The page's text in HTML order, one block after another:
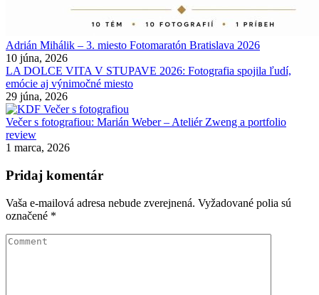
Adrián Mihálik – 3. miesto Fotomaratón Bratislava 2026
10 júna, 2026
LA DOLCE VITA V STUPAVE 2026: Fotografia spojila ľudí,
emócie aj výnimočné miesto
29 júna, 2026
Večer s fotografiou: Marián Weber – Ateliér Zweng a portfolio
review
1 marca, 2026
Pridaj komentár
Vaša e-mailová adresa nebude zverejnená. Vyžadované polia sú
označené *